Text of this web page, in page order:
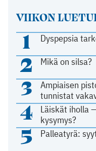
VIIKON
1 Dyspepsia
2 Mikä on silsa?
3
Ampiaisen
tunnistat
4
Läiskät iholla
kysymys?
5 Palleatyrä: